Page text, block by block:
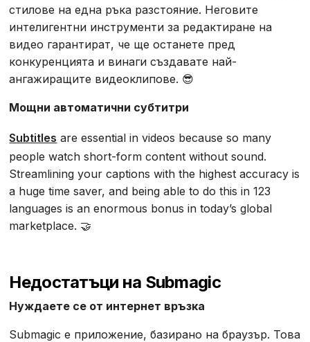
стилове на една ръка разстояние. Неговите
интелигентни инструменти за редактиране на
видео гарантират, че ще останете пред
конкуренцията и винаги създавате най-
ангажиращите видеоклипове. 😎
Мощни автоматични субтитри
Subtitles are essential in videos because so many
people watch short-form content without sound.
Streamlining your captions with the highest accuracy is
a huge time saver, and being able to do this in 123
languages is an enormous bonus in today’s global
marketplace. 🤝
Недостатъци на Submagic
Нуждаете се от интернет връзка
Submagic е приложение, базирано на браузър. Това